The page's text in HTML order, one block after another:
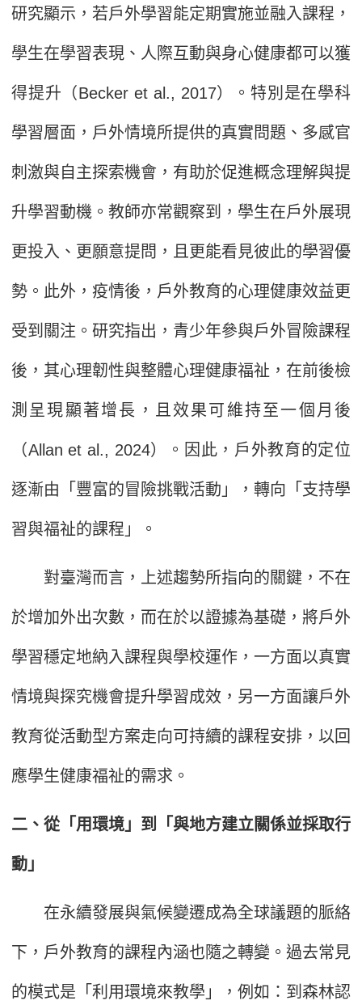
研究顯示，若戶外學習能定期實施並融入課程，
學生在學習表現、人際互動與身心健康都可以獲
得提升（Becker et al., 2017）。特別是在學科
學習層面，戶外情境所提供的真實問題、多感官
刺激與自主探索機會，有助於促進概念理解與提
升學習動機。教師亦常觀察到，學生在戶外展現
更投入、更願意提問，且更能看見彼此的學習優
勢。此外，疫情後，戶外教育的心理健康效益更
受到關注。研究指出，青少年參與戶外冒險課程
後，其心理韌性與整體心理健康福祉，在前後檢
測呈現顯著增長，且效果可維持至一個月後
（Allan et al., 2024）。因此，戶外教育的定位
逐漸由「豐富的冒險挑戰活動」，轉向「支持學
習與福祉的課程」。
對臺灣而言，上述趨勢所指向的關鍵，不在
於增加外出次數，而在於以證據為基礎，將戶外
學習穩定地納入課程與學校運作，一方面以真實
情境與探究機會提升學習成效，另一方面讓戶外
教育從活動型方案走向可持續的課程安排，以回
應學生健康福祉的需求。
二、從「用環境」到「與地方建立關係並採取行
動」
在永續發展與氣候變遷成為全球議題的脈絡
下，戶外教育的課程內涵也隨之轉變。過去常見
的模式是「利用環境來教學」，例如：到森林認